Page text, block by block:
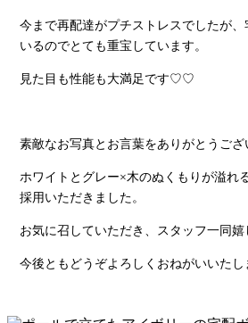
今まで再配達がプチストレスでしたが
いるのでとても重宝しています。
見た目も性能も大満足です♡♡
素敵なお写真とお言葉をありがとうござ
ホワイトとグレー×木のぬくもりが溢れ
採用いただきました。
お気に召していただき、スタッフ一同嬉
今後ともどうぞよろしくおねがいいたし